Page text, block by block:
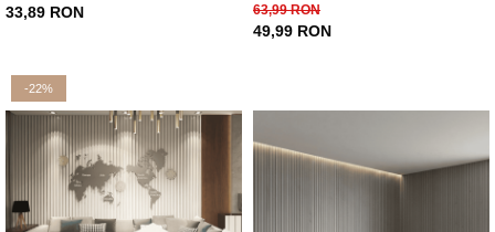
33,89 RON
63,99 RON
49,99 RON
-22%